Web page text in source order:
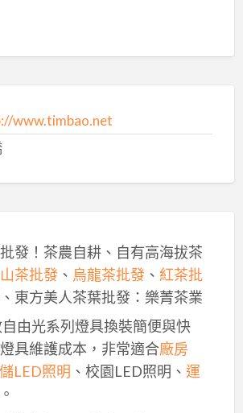
www.timbao.net
發！茶農自耕、自有高海拔茶
茶批發、 烏龍茶批發、 紅茶批
東方美人茶葉批發：樂菁茶業
由光系列燈具換裝簡便與快
具維護成本，非常適合廠房
LED照明 、校園LED照明、 運
。